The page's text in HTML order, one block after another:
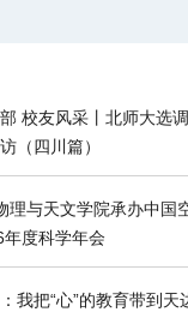
校友风采丨北师大选
（四川篇）
理与天文学院承办中国
年度科学年会
我把“心”的教育带到天